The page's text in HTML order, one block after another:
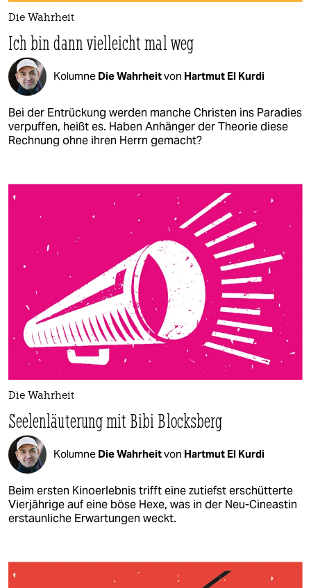
Die Wahrheit
Ich bin dann vielleicht mal weg
Kolumne Die Wahrheitvon Hartmut El Kurdi
Bei der Entrückung werden manche Christen ins Paradies
verpuffen, heißt es. Haben Anhänger der Theorie diese
Rechnung ohne ihren Herrn gemacht?
Die Wahrheit
Seelenläuterung mit Bibi Blocksberg
Kolumne Die Wahrheitvon Hartmut El Kurdi
Beim ersten Kinoerlebnis trifft eine zutiefst erschütterte
Vierjährige auf eine böse Hexe, was in der Neu-Cineastin
erstaunliche Erwartungen weckt.